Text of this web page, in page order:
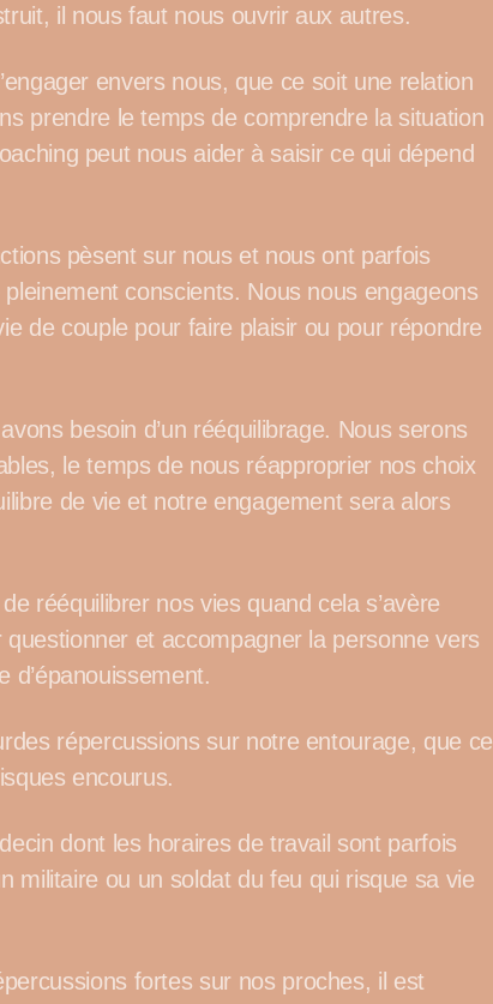
il nous faut nous ouvrir aux autres.
envers nous, que ce soit une relation
prendre le temps de comprendre la situation
peut nous aider à saisir ce qui dépend
pèsent sur nous et nous ont parfois
conscients. Nous nous engageons
de couple pour faire plaisir ou pour répondre
besoin d’un rééquilibrage. Nous serons
le temps de nous réapproprier nos choix
de vie et notre engagement sera alors
rééquilibrer nos vies quand cela s’avère
et accompagner la personne vers
d’épanouissement.
répercussions sur notre entourage, que ce
encourus.
dont les horaires de travail sont parfois
militaire ou un soldat du feu qui risque sa vie
fortes sur nos proches, il est